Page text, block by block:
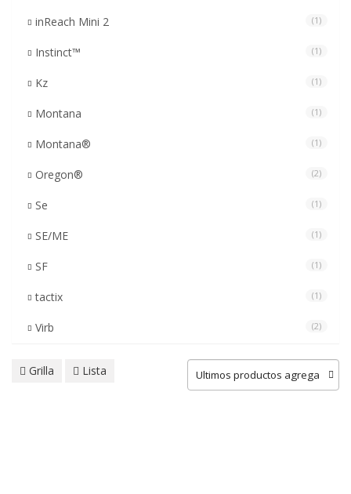
inReach Mini 2 (1)
Instinct™ (1)
Kz (1)
Montana (1)
Montana® (1)
Oregon® (2)
Se (1)
SE/ME (1)
SF (1)
tactix (1)
Virb (2)
Grilla Lista